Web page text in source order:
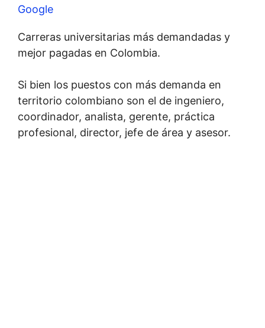
Google
Carreras universitarias más demandadas y
mejor pagadas en Colombia.
Si bien los puestos con más demanda en
territorio colombiano son el de ingeniero,
coordinador, analista, gerente, práctica
profesional, director, jefe de área y asesor.